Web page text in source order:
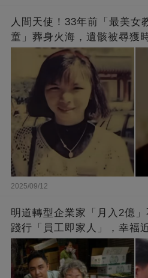
人間天使！33年前「最美女
童」葬身火海，遺骸被尋獲
崩：真正的英雄不該被遺忘
2025/09/12
明道轉型企業家「月入2億
踐行「員工即家人」，幸福
闆的福報